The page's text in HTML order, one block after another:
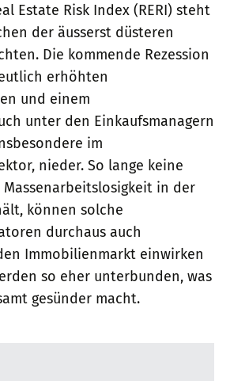
Estate Risk Index (RERI) steht
der äusserst düsteren
Die kommende Rezession
erhöhten
und einem
unter den Einkaufsmanagern
im
nieder. So lange keine
in der
können solche
durchaus auch
Immobilienmarkt einwirken
so eher unterbunden, was
gesünder macht.